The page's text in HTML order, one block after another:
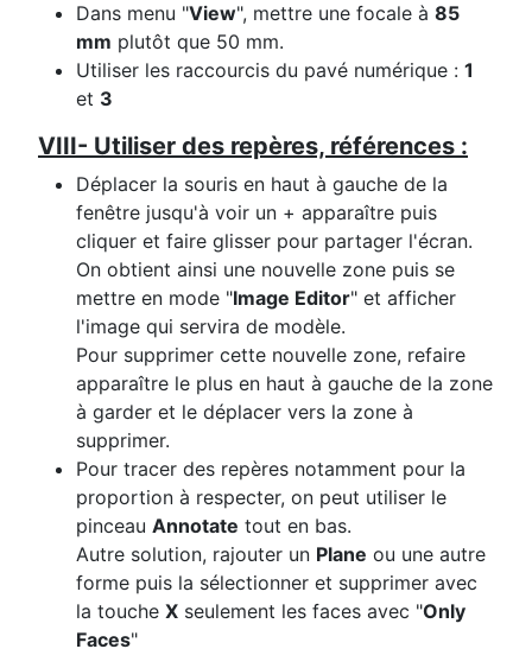
Dans menu "View", mettre une focale à 85
mm plutôt que 50 mm.
Utiliser les raccourcis du pavé numérique : 1
et 3
VIII- Utiliser des repères, références :
Déplacer la souris en haut à gauche de la
fenêtre jusqu'à voir un + apparaître puis
cliquer et faire glisser pour partager l'écran.
On obtient ainsi une nouvelle zone puis se
mettre en mode "Image Editor" et afficher
l'image qui servira de modèle.
Pour supprimer cette nouvelle zone, refaire
apparaître le plus en haut à gauche de la zone
à garder et le déplacer vers la zone à
supprimer.
Pour tracer des repères notamment pour la
proportion à respecter, on peut utiliser le
pinceau Annotate tout en bas.
Autre solution, rajouter un Plane ou une autre
forme puis la sélectionner et supprimer avec
la touche X seulement les faces avec "Only
Faces"